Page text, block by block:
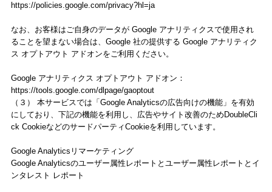
https://policies.google.com/privacy?hl=ja
なお、お客様はご自身のデータが Google アナリティクスで使用され
ることを望まない場合は、Google 社の提供する Google アナリティク
ス オプトアウト アドオンをご利用ください。
Google アナリティクス オプトアウト アドオン：
https://tools.google.com/dlpage/gaoptout
（３） 本サービスでは「Google Analyticsの広告向けの機能」を有効
にしており、下記の機能を利用し、広告やサイト改善のためDoubleCli
ck CookieなどのサードパーティCookieを利用しています。
Google Analyticsリマーケティング
Google Analyticsのユーザー属性レポートとユーザー属性レポートとイ
ンタレスト レポート